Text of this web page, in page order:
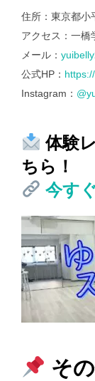
住所：東京都小
アクセス：一橋
メール：
公式HP：
Instagram：
体験
ちら！
今す
そ